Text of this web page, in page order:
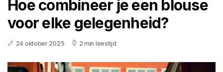
Hoe combineer je een blouse
voor elke gelegenheid?
24 oktober 2025 2 min leestijd